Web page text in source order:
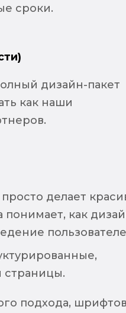
сроки.
дизайн-пакет
как наши
делает
как
подхода,